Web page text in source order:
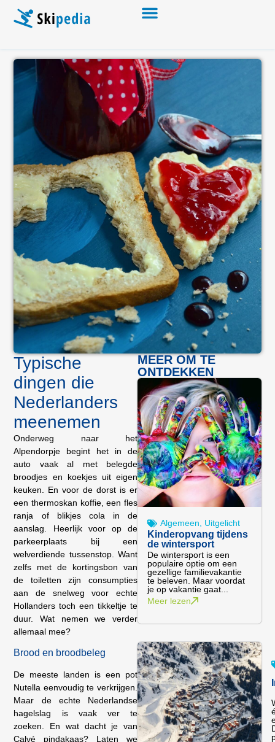
Typische
dingen die
Nederlanders
meenemen
Onderweg naar het
Alpendorpje begint het in de
auto vaak al met belegde
broodjes en koekjes uit eigen
keuken. En voor de dorst is er
een thermoskan koffie, een fles
ranja of blikjes cola in de
aanslag. Heerlijk voor op de
parkeerplaats bij een
welverdiende tussenstop. Want
zelfs met de kortingsbon van
de toiletten zijn consumpties
aan de snelweg voor echte
Hollanders toch een tikkeltje te
duur. Wat nemen we verder
allemaal mee?
Brood en broodbeleg
De meeste landen is een pot
Nutella eenvoudig te verkrijgen.
Maar de echte Nederlandse
hagelslag is vaak ver te
zoeken. En wat dacht je van
Calvé pindakaas? Laten we
MEER OM TE
ONTDEKKEN
Algemeen Uitgelicht
Kinderopvang tijdens
de wintersport
De wintersport is een
populaire optie om een
gezellige familievakantie
te beleven. Maar voordat
je op vakantie gaat...
Meer lezen